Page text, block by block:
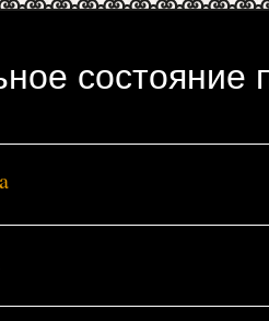
состояние